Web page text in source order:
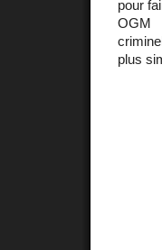
pour
OGM
plus